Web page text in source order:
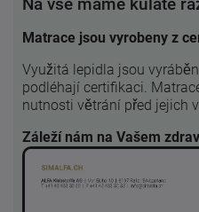
Na vše máme kulaté
Matrace jsou vyrobeny z
Využitá lepidla jsou
podléhají certifikaci.
nutnosti větrání před jejich
Záleží nám na Vašem